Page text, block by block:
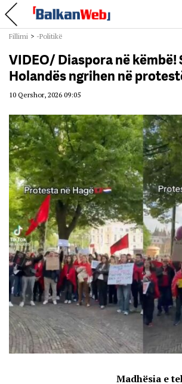
Fillimi > -Politikë
VIDEO/ Diaspora në
Holandës ngrihen në
10 Qershor, 2026 09:05
Madhësia e